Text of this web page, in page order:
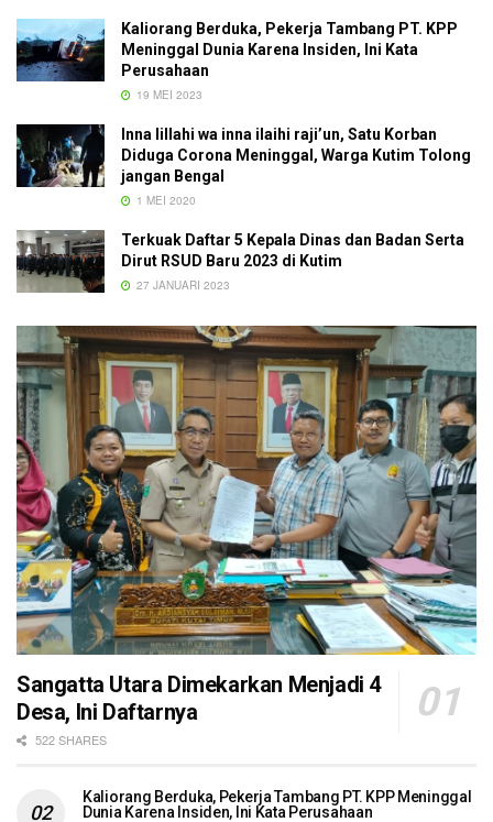
Kaliorang Berduka, Pekerja Tambang PT. KPP
Meninggal Dunia Karena Insiden, Ini Kata
Perusahaan
19 MEI 2023
Inna lillahi wa inna ilaihi raji’un, Satu Korban
Diduga Corona Meninggal, Warga Kutim Tolong
jangan Bengal
1 MEI 2020
Terkuak Daftar 5 Kepala Dinas dan Badan Serta
Dirut RSUD Baru 2023 di Kutim
27 JANUARI 2023
Sangatta Utara Dimekarkan Menjadi 4
Desa, Ini Daftarnya
522 SHARES
Kaliorang Berduka, Pekerja Tambang PT. KPP Meninggal
Dunia Karena Insiden, Ini Kata Perusahaan